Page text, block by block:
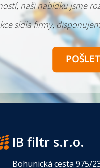
naši nabídku jsme
sídla firmy,
IB filtr s.r.o.
Bohunická cesta 975/23